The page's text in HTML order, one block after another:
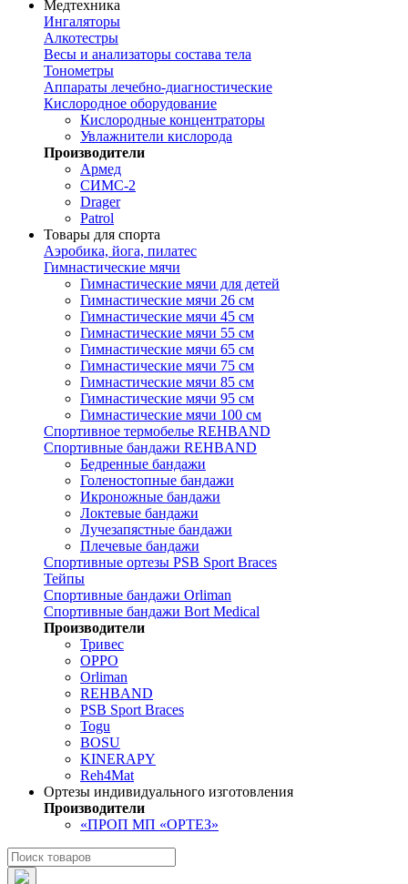
Медтехника
Ингаляторы
Алкотестры
Весы и анализаторы состава тела
Тонометры
Аппараты лечебно-диагностические
Кислородное оборудование
Кислородные концентраторы
Увлажнители кислорода
Производители
Армед
СИМС-2
Drager
Patrol
Товары для спорта
Аэробика, йога, пилатес
Гимнастические мячи
Гимнастические мячи для детей
Гимнастические мячи 26 см
Гимнастические мячи 45 см
Гимнастические мячи 55 см
Гимнастические мячи 65 см
Гимнастические мячи 75 см
Гимнастические мячи 85 см
Гимнастические мячи 95 см
Гимнастические мячи 100 см
Спортивное термобелье REHBAND
Спортивные бандажи REHBAND
Бедренные бандажи
Голеностопные бандажи
Икроножные бандажи
Локтевые бандажи
Лучезапястные бандажи
Плечевые бандажи
Спортивные ортезы PSB Sport Braces
Тейпы
Спортивные бандажи Orliman
Спортивные бандажи Bort Medical
Производители
Тривес
OPPO
Orliman
REHBAND
PSB Sport Braces
Togu
BOSU
KINERAPY
Reh4Mat
Ортезы индивидуального изготовления
Производители
«ПРОП МП «ОРТЕЗ»